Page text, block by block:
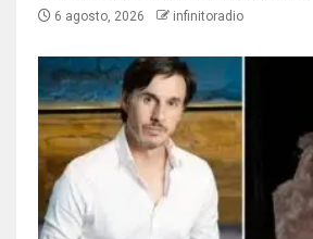
6 agosto, 2026 infinitoradio